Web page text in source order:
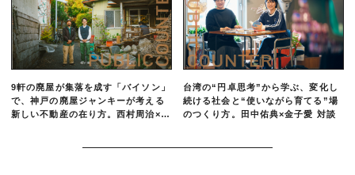
9軒の廃屋が集落を成す「バイソン」
で、神戸の廃屋ジャンキーが考える
新しい不動産の在り方。西村周治×伊
台湾の“円卓思考”から学ぶ、変化し
続ける社会と“使いながら育てる”場
のつくり方。田中佑典×金子愛 対談